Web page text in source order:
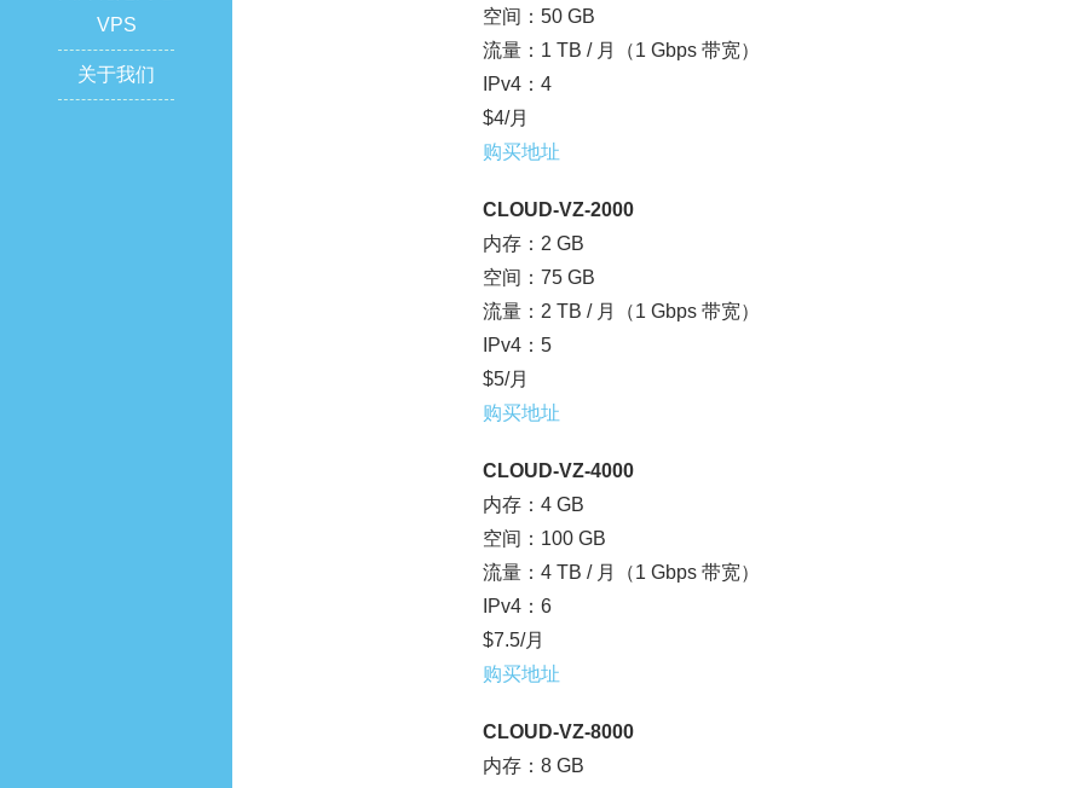
VPS
关于我们
空间：50 GB
流量：1 TB / 月（1 Gbps 带宽）
IPv4：4
$4/月
购买地址
CLOUD-VZ-2000
内存：2 GB
空间：75 GB
流量：2 TB / 月（1 Gbps 带宽）
IPv4：5
$5/月
购买地址
CLOUD-VZ-4000
内存：4 GB
空间：100 GB
流量：4 TB / 月（1 Gbps 带宽）
IPv4：6
$7.5/月
购买地址
CLOUD-VZ-8000
内存：8 GB